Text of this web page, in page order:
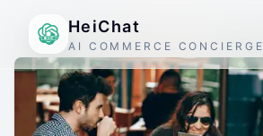
HeiChat
AI COMMERCE CONCIERGE